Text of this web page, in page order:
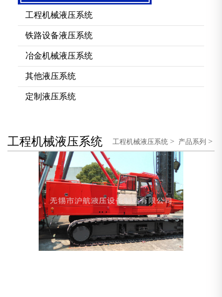
工程机械液压系统
铁路设备液压系统
冶金机械液压系统
其他液压系统
定制液压系统
工程机械液压系统 工程机械液压系统 > 产品系列 >